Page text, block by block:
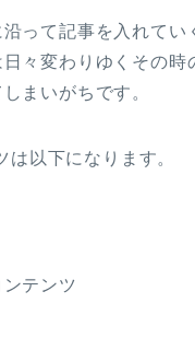
って記事を入れて
々変わりゆくその時
まいがちです。
以下になります。
テンツ